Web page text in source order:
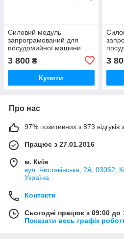
Силовий модуль
запрограмований для
посудомийної машини
3 800 ₴
Купити
3
Про нас
97% позитивних з 873 відгуків
Працює з 27.01.2016
м. Київ
вул. Чистяківська, 2А, 03062,
Україна
Контакти
Сьогодні працює з 09:00 до
Показати весь графік